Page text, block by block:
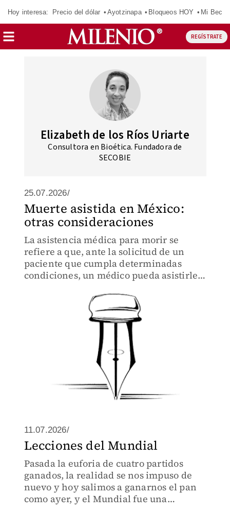
Hoy interesa: Precio del dólar Ayotzinapa Bloqueos HOY Mi Beca
REGÍSTRATE
Elizabeth de los Ríos Uriarte
Consultora en Bioética. Fundadora de
SECOBIE
25.07.2026/
Muerte asistida en México:
otras consideraciones
La asistencia médica para morir se
refiere a que, ante la solicitud de un
paciente que cumpla determinadas
condiciones, un médico pueda asistirle a
fármacos que provocarán su muerte
11.07.2026/
Lecciones del Mundial
Pasada la euforia de cuatro partidos
ganados, la realidad se nos impuso de
nuevo y hoy salimos a ganarnos el pan
como ayer, y el Mundial fue una